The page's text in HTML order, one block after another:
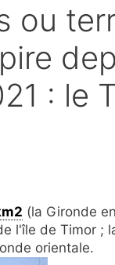
ou
: le
(la Gironde
l'île de Timor ;
orientale.